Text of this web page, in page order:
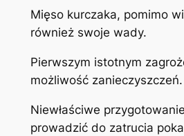
Mięso kurczaka, pomimo
również swoje wady.
Pierwszym istotnym
możliwość zanieczyszczeń.
Niewłaściwe
prowadzić do zatrucia